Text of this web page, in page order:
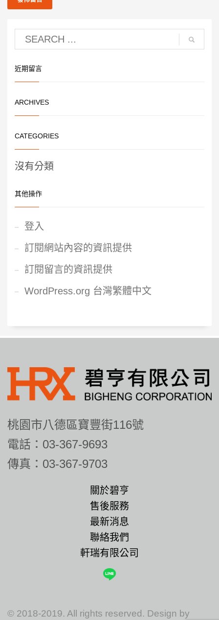
近期留言
ARCHIVES
CATEGORIES
沒有分類
其他操作
登入
訂閱網站內容的資訊提供
訂閱留言的資訊提供
WordPress.org 台灣繁體中文
桃園市八德區寶豐街116號
電話：03-367-9693
傳真：03-367-9703
關於碧亨
售後服務
最新消息
聯絡我們
軒瑞有限公司
© 2018-2019. All rights reserved. Design by